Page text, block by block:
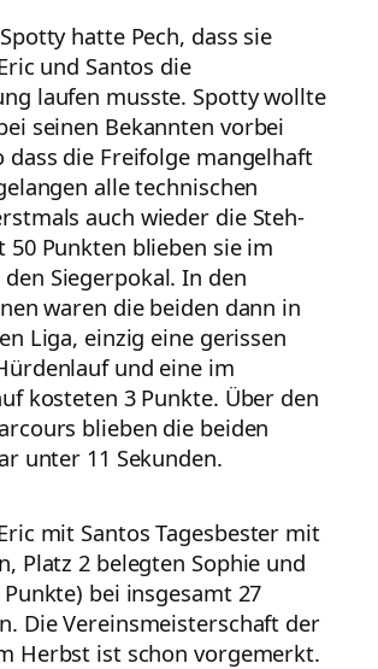
hatte Pech, dass sie
und Santos die
laufen musste. Spotty wollte
seinen Bekannten vorbei
dass die Freifolge mangelhaft
alle technischen
auch wieder die Steh-
50 Punkten blieben sie im
den Siegerpokal. In den
waren die beiden dann in
Liga, einzig eine gerissen
und eine im
kosteten 3 Punkte. Über den
blieben die beiden
unter 11 Sekunden.
mit Santos Tagesbester mit
Platz 2 belegten Sophie und
bei insgesamt 27
Die Vereinsmeisterschaft der
Herbst ist schon vorgemerkt.